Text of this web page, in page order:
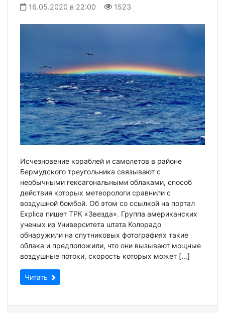
16.05.2020 в 22:00 1523
Исчезновение кораблей и самолетов в районе
Бермудского треугольника связывают с
необычными гексагональными облаками, способ
действия которых метеорологи сравнили с
воздушной бомбой. Об этом со ссылкой на портал
Explica пишет ТРК «Звезда». Группа американских
ученых из Университета штата Колорадо
обнаружили на спутниковых фотографиях такие
облака и предположили, что они вызывают мощные
воздушные потоки, скорость которых может […]
Читать